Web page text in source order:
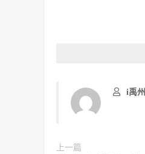
i禹州
上一篇